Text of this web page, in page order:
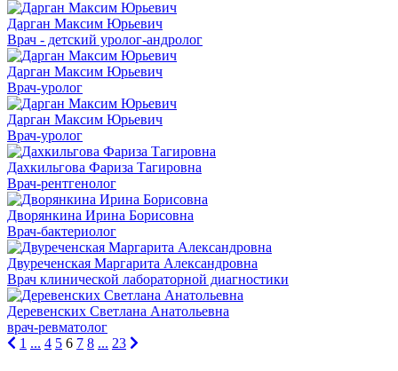
Дарган Максим Юрьевич
Врач - детский уролог-андролог
Дарган Максим Юрьевич
Врач-уролог
Дарган Максим Юрьевич
Врач-уролог
Дахкильгова Фариза Тагировна
Врач-рентгенолог
Дворянкина Ирина Борисовна
Врач-бактериолог
Двуреченская Маргарита Александровна
Врач клинической лабораторной диагностики
Деревенских Светлана Анатольевна
врач-ревматолог
1 ... 4 5 6 7 8 ... 23